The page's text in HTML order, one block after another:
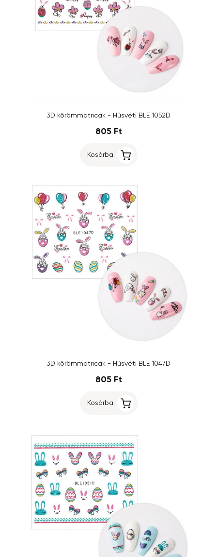
3D körömmatricák - Húsvéti BLE 1052D
805 Ft
Kosárba
3D körömmatricák - Húsvéti BLE 1047D
805 Ft
Kosárba